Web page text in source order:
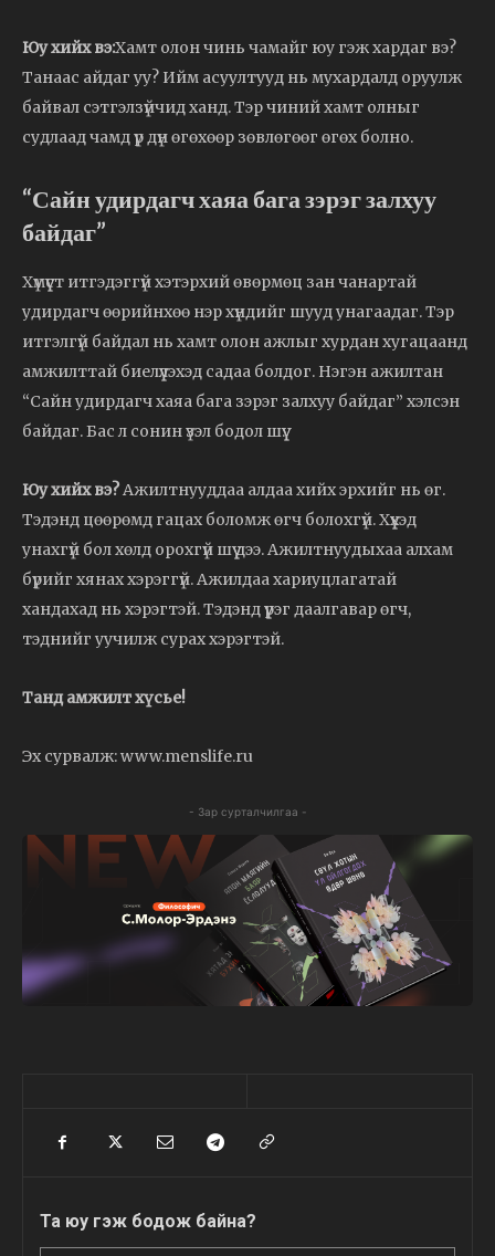
Юу хийх вэ:Хамт олон чинь чамайг юу гэж хардаг вэ?
Танаас айдаг уу? Ийм асуултууд нь мухардалд оруулж
байвал сэтгэлзүйчид ханд. Тэр чиний хамт олныг
судлаад чамд үр дүн өгөхөөр зөвлөгөөг өгөх болно.
“Сайн удирдагч хаяа бага зэрэг залхуу
байдаг”
Хүмүүст итгэдэггүй хэтэрхий өвөрмөц зан чанартай
удирдагч өөрийнхөө нэр хүндийг шууд унагаадаг. Тэр
итгэлгүй байдал нь хамт олон ажлыг хурдан хугацаанд
амжилттай биелүүлэхэд садаа болдог. Нэгэн ажилтан
“Сайн удирдагч хаяа бага зэрэг залхуу байдаг” хэлсэн
байдаг. Бас л сонин үзэл бодол шүү.
Юу хийх вэ?Ажилтнууддаа алдаа хийх эрхийг нь өг.
Тэдэнд цөөрөмд гацах боломж өгч болохгүй. Хүүхэд
унахгүй бол хөлд орохгүй шүү дээ. Ажилтнуудыхаа алхам
бүрийг хянах хэрэггүй. Ажилдаа хариуцлагатай
хандахад нь хэрэгтэй. Тэдэнд үүрэг даалгавар өгч,
тэднийг уучилж сурах хэрэгтэй.
Танд амжилт хүсье!
Эх сурвалж: www.menslife.ru
- Зар сурталчилгаа -
Та юу гэж бодож байна?